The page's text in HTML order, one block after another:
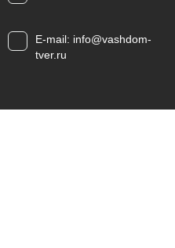
E-mail: info@vashdom-
tver.ru